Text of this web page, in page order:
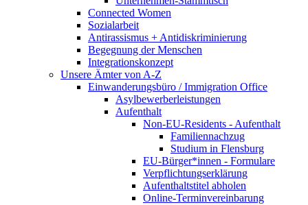
Connected Women
Sozialarbeit
Antirassismus + Antidiskriminierung
Begegnung der Menschen
Integrationskonzept
Unsere Ämter von A-Z
Einwanderungsbüro / Immigration Office
Asylbewerberleistungen
Aufenthalt
Non-EU-Residents - Aufenthalt
Familiennachzug
Studium in Flensburg
EU-Bürger*innen - Formulare
Verpflichtungserklärung
Aufenthaltstitel abholen
Online-Terminvereinbarung